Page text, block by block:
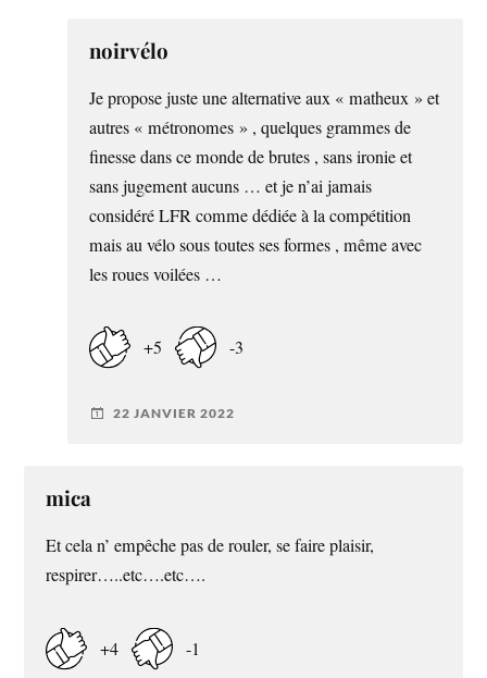
noirvélo
Je propose juste une alternative aux « matheux » et
autres « métronomes » , quelques grammes de
finesse dans ce monde de brutes , sans ironie et
sans jugement aucuns … et je n’ai jamais
considéré LFR comme dédiée à la compétition
mais au vélo sous toutes ses formes , même avec
les roues voilées …
+5 -3
22 JANVIER 2022
mica
Et cela n’ empêche pas de rouler, se faire plaisir,
respirer…..etc….etc….
+4 -1